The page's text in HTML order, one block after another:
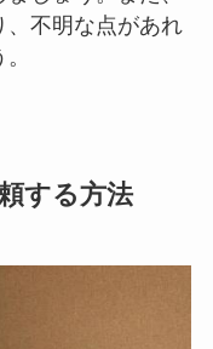
、不明な点があれ
する方法